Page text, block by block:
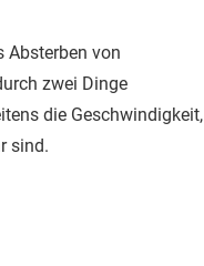
Absterben von
zwei Dinge
die Geschwindigkeit,
sind.